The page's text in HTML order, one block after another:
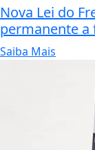
Nova Lei do
permanente a
Saiba Mais